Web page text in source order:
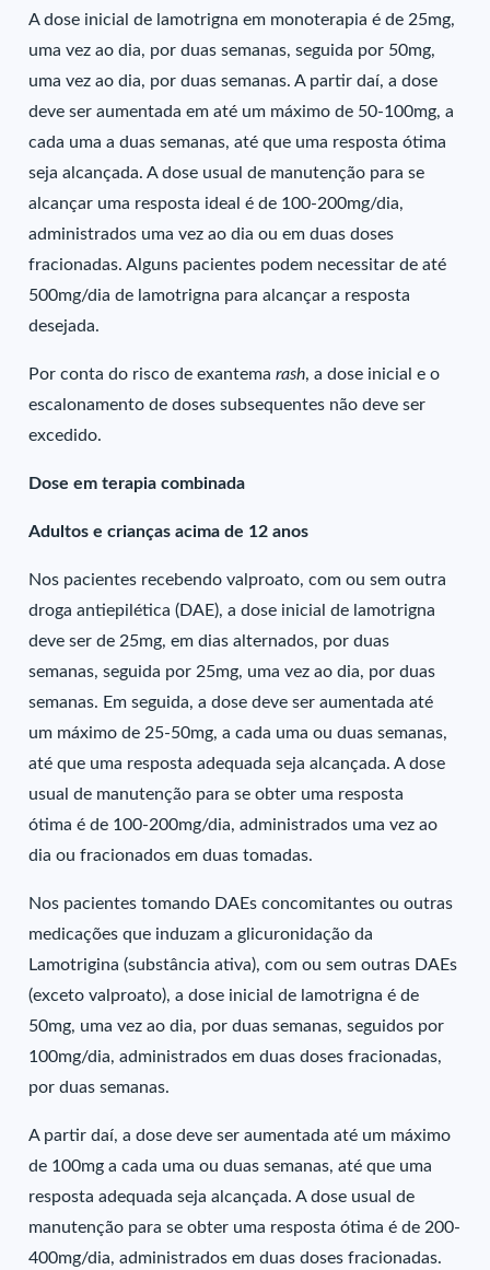
A dose inicial de lamotrigna em monoterapia é de 25mg,
uma vez ao dia, por duas semanas, seguida por 50mg,
uma vez ao dia, por duas semanas. A partir daí, a dose
deve ser aumentada em até um máximo de 50-100mg, a
cada uma a duas semanas, até que uma resposta ótima
seja alcançada. A dose usual de manutenção para se
alcançar uma resposta ideal é de 100-200mg/dia,
administrados uma vez ao dia ou em duas doses
fracionadas. Alguns pacientes podem necessitar de até
500mg/dia de lamotrigna para alcançar a resposta
desejada.
Por conta do risco de exantemarash, a dose inicial e o
escalonamento de doses subsequentes não deve ser
excedido.
Dose em terapia combinada
Adultos e crianças acima de 12 anos
Nos pacientes recebendo valproato, com ou sem outra
droga antiepilética (DAE), a dose inicial de lamotrigna
deve ser de 25mg, em dias alternados, por duas
semanas, seguida por 25mg, uma vez ao dia, por duas
semanas. Em seguida, a dose deve ser aumentada até
um máximo de 25-50mg, a cada uma ou duas semanas,
até que uma resposta adequada seja alcançada. A dose
usual de manutenção para se obter uma resposta
ótima é de 100-200mg/dia, administrados uma vez ao
dia ou fracionados em duas tomadas.
Nos pacientes tomando DAEs concomitantes ou outras
medicações que induzam a glicuronidação da
Lamotrigina (substância ativa), com ou sem outras DAEs
(exceto valproato), a dose inicial de lamotrigna é de
50mg, uma vez ao dia, por duas semanas, seguidos por
100mg/dia, administrados em duas doses fracionadas,
por duas semanas.
A partir daí, a dose deve ser aumentada até um máximo
de 100mg a cada uma ou duas semanas, até que uma
resposta adequada seja alcançada. A dose usual de
manutenção para se obter uma resposta ótima é de 200-
400mg/dia, administrados em duas doses fracionadas.